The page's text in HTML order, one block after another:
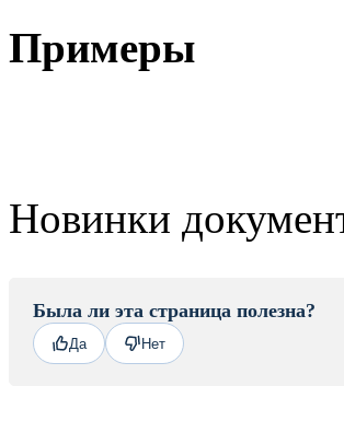
Примеры
Новинки
Была ли эта страница полезна?
Да Нет